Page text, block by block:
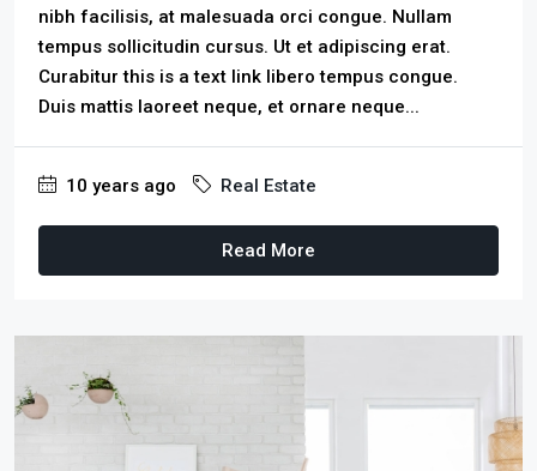
nibh facilisis, at malesuada orci congue. Nullam
tempus sollicitudin cursus. Ut et adipiscing erat.
Curabitur this is a text link libero tempus congue.
Duis mattis laoreet neque, et ornare neque...
10 years ago Real Estate
Read More